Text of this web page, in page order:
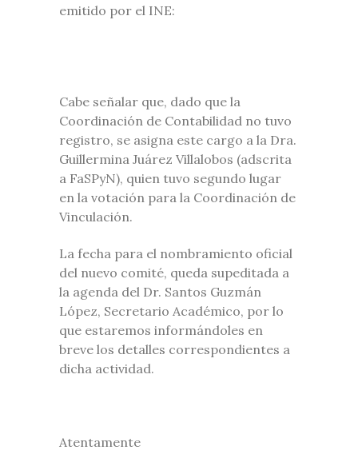
emitido por el INE:
Cabe señalar que, dado que la
Coordinación de Contabilidad no tuvo
registro, se asigna este cargo a la Dra.
Guillermina Juárez Villalobos (adscrita
a FaSPyN), quien tuvo segundo lugar
en la votación para la Coordinación de
Vinculación.
La fecha para el nombramiento oficial
del nuevo comité, queda supeditada a
la agenda del Dr. Santos Guzmán
López, Secretario Académico, por lo
que estaremos informándoles en
breve los detalles correspondientes a
dicha actividad.
Atentamente